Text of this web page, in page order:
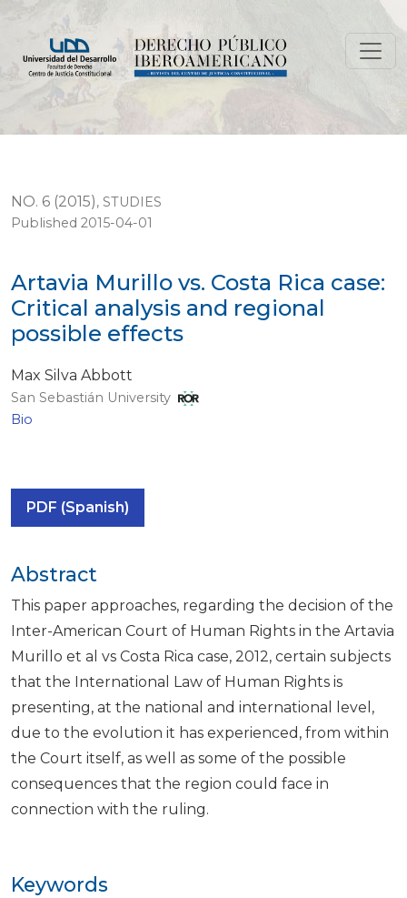
Artavia Murillo vs. Costa Rica case: Critical analysis
NO. 6 (2015), STUDIES
Artavia Murillo vs. Costa Rica case:
Critical analysis and regional
possible effects
Published 2015-04-01
Max Silva Abbott
San Sebastián University
Bio
PDF (Spanish)
Keywords
Abstract
This paper approaches, regarding the decision of the
Inter-American Court of Human Rights in the Artavia
Murillo et al vs Costa Rica case, 2012, certain subjects
that the International Law of Human Rights is
presenting, at the national and international level,
due to the evolution it has experienced, from within
the Court itself, as well as some of the possible
consequences that the region could face in
connection with the ruling.